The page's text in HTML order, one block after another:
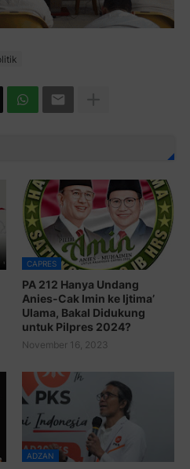
CAPRES
PA 212 Hanya Undang
Anies-Cak Imin ke Ijtima’
Ulama, Bakal Didukung
untuk Pilpres 2024?
November 16, 2023
ADZAN